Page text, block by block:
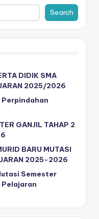
Search
DIDIK SMA
2025/2026
Perpindahan
GANJIL TAHAP 2
BARU MUTASI
2025-2026
Semester
Pelajaran